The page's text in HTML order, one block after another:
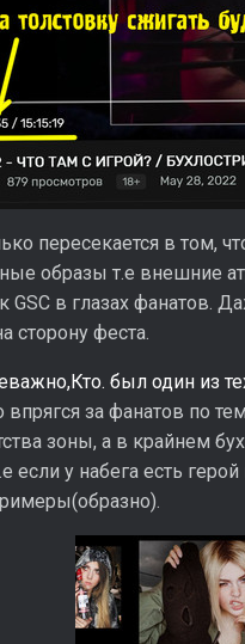
пересекается в том,
образы т.е внешние
GSC в глазах фанатов.
сторону феста.
был один из
впрягся за фанатов по
зоны, а в крайнем
если у набега есть